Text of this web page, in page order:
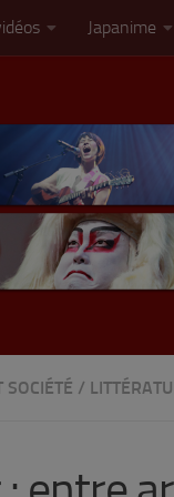
Japanime
SOCIÉTÉ /